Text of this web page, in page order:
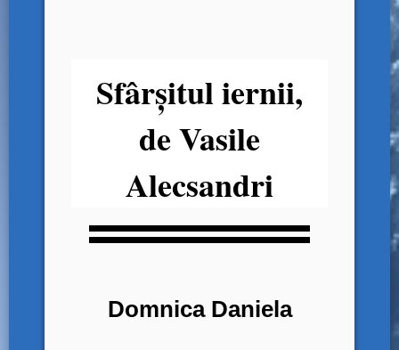
Sfârșitul iernii,
de Vasile
Alecsandri
Domnica Daniela